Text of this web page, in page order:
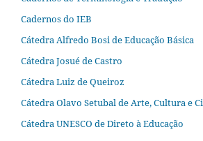
Cadernos do IEB
Cátedra Alfredo Bosi de Educação Básica
Cátedra Josué de Castro
Cátedra Luiz de Queiroz
Cátedra Olavo Setubal de Arte, Cultura e
Cátedra UNESCO de Direto à Educação